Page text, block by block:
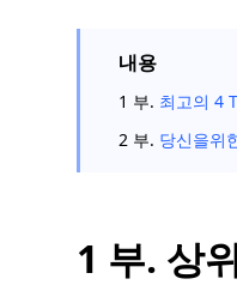
내용
1 부. 최고의 4
2 부. 당신을위
1 부. 상